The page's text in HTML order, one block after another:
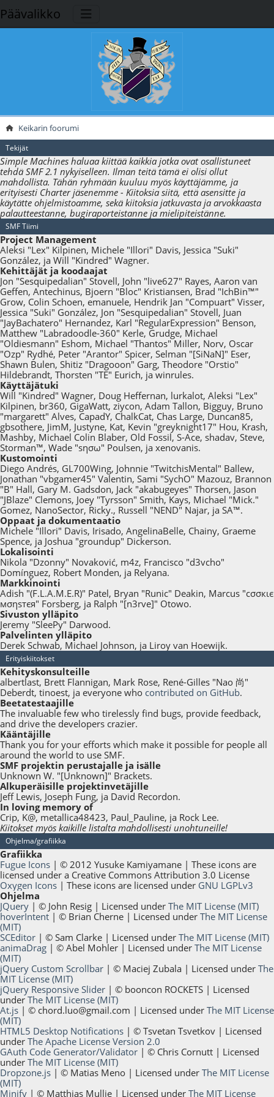
Päävalikko
Keikarin foorumi
Tekijät
Simple Machines haluaa kiittää kaikkia jotka ovat osallistuneet
tehdä SMF 2.1 nykyiselleen. Ilman teitä tämä ei olisi ollut
mahdollista. Tähän ryhmään kuuluu myös käyttäjämme, ja
erityisesti Charter jäsenemme - Kiitoksia siitä, että asensitte ja
käytätte ohjelmistoamme, sekä kiitoksia jatkuvasta ja arvokkaasta
palautteestanne, bugiraporteistanne ja mielipiteistänne.
SMF Tiimi
Project Management
Aleksi "Lex" Kilpinen, Michele "Illori" Davis, Jessica "Suki"
González, ja Will "Kindred" Wagner.
Kehittäjät ja koodaajat
Jon "Sesquipedalian" Stovell, John "live627" Rayes, Aaron van
Geffen, Antechinus, Bjoern "Bloc" Kristiansen, Brad "IchBin™"
Grow, Colin Schoen, emanuele, Hendrik Jan "Compuart" Visser,
Jessica "Suki" González, Jon "Sesquipedalian" Stovell, Juan
"JayBachatero" Hernandez, Karl "RegularExpression" Benson,
Matthew "Labradoodle-360" Kerle, Grudge, Michael
"Oldiesmann" Eshom, Michael "Thantos" Miller, Norv, Oscar
"Ozp" Rydhé, Peter "Arantor" Spicer, Selman "[SiNaN]" Eser,
Shawn Bulen, Shitiz "Dragooon" Garg, Theodore "Orstio"
Hildebrandt, Thorsten "TE" Eurich, ja winrules.
Käyttäjätuki
Will "Kindred" Wagner, Doug Heffernan, lurkalot, Aleksi "Lex"
Kilpinen, br360, GigaWatt, ziycon, Adam Tallon, Bigguy, Bruno
"margarett" Alves, CapadY, ChalkCat, Chas Large, Duncan85,
gbsothere, JimM, Justyne, Kat, Kevin "greyknight17" Hou, Krash,
Mashby, Michael Colin Blaber, Old Fossil, S-Ace, shadav, Steve,
Storman™, Wade "sησω" Poulsen, ja xenovanis.
Kustomointi
Diego Andrés, GL700Wing, Johnnie "TwitchisMental" Ballew,
Jonathan "vbgamer45" Valentin, Sami "SychO" Mazouz, Brannon
"B" Hall, Gary M. Gadsdon, Jack "akabugeyes" Thorsen, Jason
"JBlaze" Clemons, Joey "Tyrsson" Smith, Kays, Michael "Mick."
Gomez, NanoSector, Ricky., Russell "NEND" Najar, ja SA™.
Oppaat ja dokumentaatio
Michele "Illori" Davis, Irisado, AngelinaBelle, Chainy, Graeme
Spence, ja Joshua "groundup" Dickerson.
Lokalisointi
Nikola "Dzonny" Novaković, m4z, Francisco "d3vcho"
Domínguez, Robert Monden, ja Relyana.
Markkinointi
Adish "(F.L.A.M.E.R)" Patel, Bryan "Runic" Deakin, Marcus "cσσкιє
мσηѕтєя" Forsberg, ja Ralph "[n3rve]" Otowo.
Sivuston ylläpito
Jeremy "SleePy" Darwood.
Palvelinten ylläpito
Derek Schwab, Michael Johnson, ja Liroy van Hoewijk.
Erityiskiitokset
Kehityskonsulteille
albertlast, Brett Flannigan, Mark Rose, René-Gilles "Nao 尚"
Deberdt, tinoest, ja everyone who contributed on GitHub.
Beetatestaajille
The invaluable few who tirelessly find bugs, provide feedback,
and drive the developers crazier.
Kääntäjille
Thank you for your efforts which make it possible for people all
around the world to use SMF.
SMF projektin perustajalle ja isälle
Unknown W. "[Unknown]" Brackets.
Alkuperäisille projektinvetäjille
Jeff Lewis, Joseph Fung, ja David Recordon.
In loving memory of
Crip, K@, metallica48423, Paul_Pauline, ja Rock Lee.
Kiitokset myös kaikille listalta mahdollisesti unohtuneille!
Ohjelma/grafiikka
Grafiikka
Fugue Icons | © 2012 Yusuke Kamiyamane | These icons are
licensed under a Creative Commons Attribution 3.0 License
Oxygen Icons | These icons are licensed under GNU LGPLv3
Ohjelma
JQuery | © John Resig | Licensed under The MIT License (MIT)
hoverIntent | © Brian Cherne | Licensed under The MIT License
(MIT)
SCEditor | © Sam Clarke | Licensed under The MIT License (MIT)
animaDrag | © Abel Mohler | Licensed under The MIT License
(MIT)
jQuery Custom Scrollbar | © Maciej Zubala | Licensed under The
MIT License (MIT)
jQuery Responsive Slider | © booncon ROCKETS | Licensed
under The MIT License (MIT)
At.js | © chord.luo@gmail.com | Licensed under The MIT License
(MIT)
HTML5 Desktop Notifications | © Tsvetan Tsvetkov | Licensed
under The Apache License Version 2.0
GAuth Code Generator/Validator | © Chris Cornutt | Licensed
under The MIT License (MIT)
Dropzone.js | © Matias Meno | Licensed under The MIT License
(MIT)
Minify | © Matthias Mullie | Licensed under The MIT License